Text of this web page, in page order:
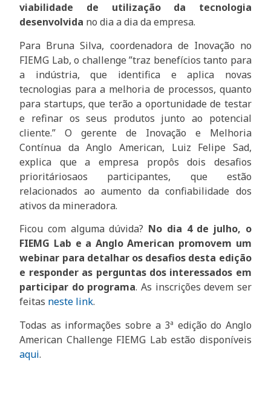
viabilidade de utilização da tecnologia
desenvolvida no dia a dia da empresa.
Para Bruna Silva, coordenadora de Inovação no
FIEMG Lab, o challenge ”traz benefícios tanto para
a indústria, que identifica e aplica novas
tecnologias para a melhoria de processos, quanto
para startups, que terão a oportunidade de testar
e refinar os seus produtos junto ao potencial
cliente.” O gerente de Inovação e Melhoria
Contínua da Anglo American, Luiz Felipe Sad,
explica que a empresa propôs dois desafios
prioritáriosaos participantes, que estão
relacionados ao aumento da confiabilidade dos
ativos da mineradora.
Ficou com alguma dúvida? No dia 4 de julho, o
FIEMG Lab e a Anglo American promovem um
webinar para detalhar os desafios desta edição
e responder as perguntas dos interessados em
participar do programa. As inscrições devem ser
feitas neste link.
Todas as informações sobre a 3ª edição do Anglo
American Challenge FIEMG Lab estão disponíveis
aqui.